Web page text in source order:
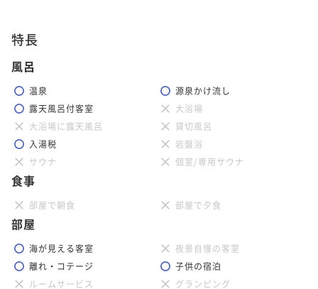
特長
風呂
温泉
源泉かけ流し
露天風呂付客室
大浴場
大浴場に露天風呂
貸切風呂
入湯税
岩盤浴
サウナ
個室/専用サウナ
食事
部屋で朝食 部屋で夕食
部屋
海が見える客室
夜景自慢の客室
離れ・コテージ
子供の宿泊
ルームサービス
グランピング